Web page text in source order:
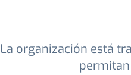
La organización está